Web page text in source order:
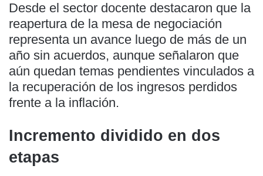
Desde el sector docente destacaron que la
reapertura de la mesa de negociación
representa un avance luego de más de un
año sin acuerdos, aunque señalaron que
aún quedan temas pendientes vinculados a
la recuperación de los ingresos perdidos
frente a la inflación.
Incremento dividido en dos
etapas